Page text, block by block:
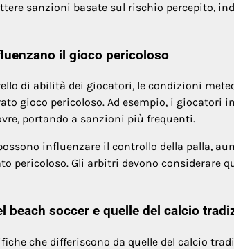
sanzioni basate sul rischio percepito,
il gioco pericoloso
di abilità dei giocatori, le condizioni
gioco pericoloso. Ad esempio, i giocatori
portando a sanzioni più frequenti.
influenzare il controllo della palla,
pericoloso. Gli arbitri devono considerare
beach soccer e quelle del calcio
che differiscono da quelle del calcio